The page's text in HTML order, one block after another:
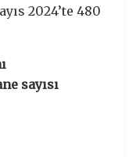
2024’te 480
sayısı